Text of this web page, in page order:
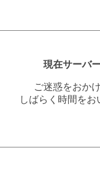
現在サーバ
ご迷惑をおか
しばらく時間を